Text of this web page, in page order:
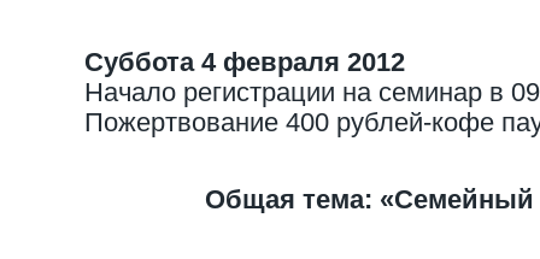
Суббота 4 февраля 2012
Начало регистрации на семинар в
Пожертвование 400 рублей-кофе
Общая тема: «Семейный